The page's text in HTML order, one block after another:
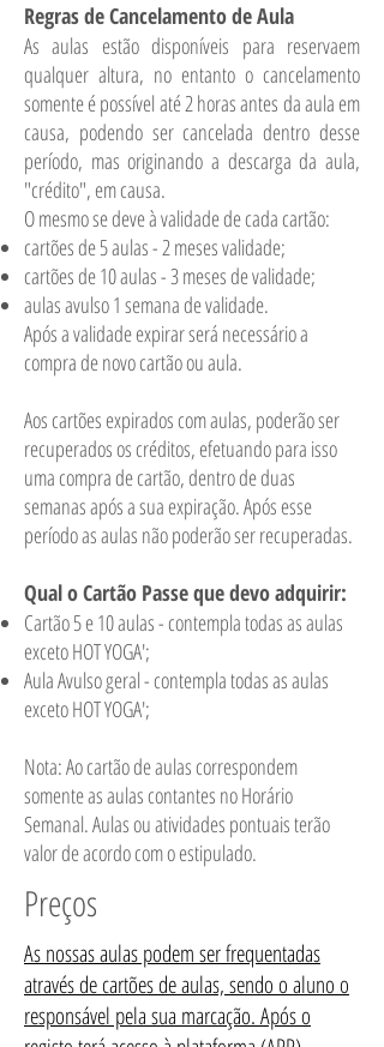
Regras de Cancelamento de Aula
As aulas estão disponíveis para reservaem
qualquer altura, no entanto o cancelamento
somente é possível até 2 horas antes da aula em
causa, podendo ser cancelada dentro desse
período, mas originando a descarga da aula,
"crédito", em causa.
O mesmo se deve à validade de cada cartão:
cartões de 5 aulas - 2 meses validade;
cartões de 10 aulas - 3 meses de validade;
aulas avulso 1 semana de validade.
Após a validade expirar será necessário a
compra de novo cartão ou aula.​
Aos cartões expirados com aulas, poderão ser
recuperados os créditos, efetuando para isso
uma compra de cartão, dentro de duas
semanas após a sua expiração. Após esse
período as aulas não poderão ser recuperadas.
Qual o Cartão Passe que devo adquirir:
Cartão 5 e 10 aulas - contempla todas as aulas
exceto HOT YOGA';
Aula Avulso geral - contempla todas as aulas
exceto HOT YOGA';
Nota: Ao cartão de aulas correspondem
somente as aulas contantes no Horário
Semanal. Aulas ou atividades pontuais terão
valor de acordo com o estipulado.
Preços
As nossas aulas podem ser frequentadas
através de cartões de aulas, sendo o aluno o
responsável pela sua marcação. Após o